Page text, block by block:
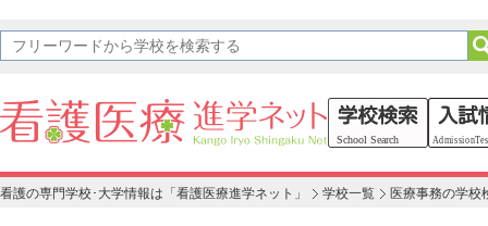
看護の専門学校･大学情報は「看護医療進学ネット」 学校一覧 医療事務の学校